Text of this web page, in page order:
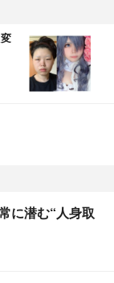
に潜む“人身取